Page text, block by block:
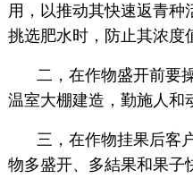
用，以推动其快速返青种
挑选肥水时，防止其浓度
二，在作物盛开前要
温室大棚建造，勤施人和
三，在作物挂果后客
物多盛开、多結果和果子